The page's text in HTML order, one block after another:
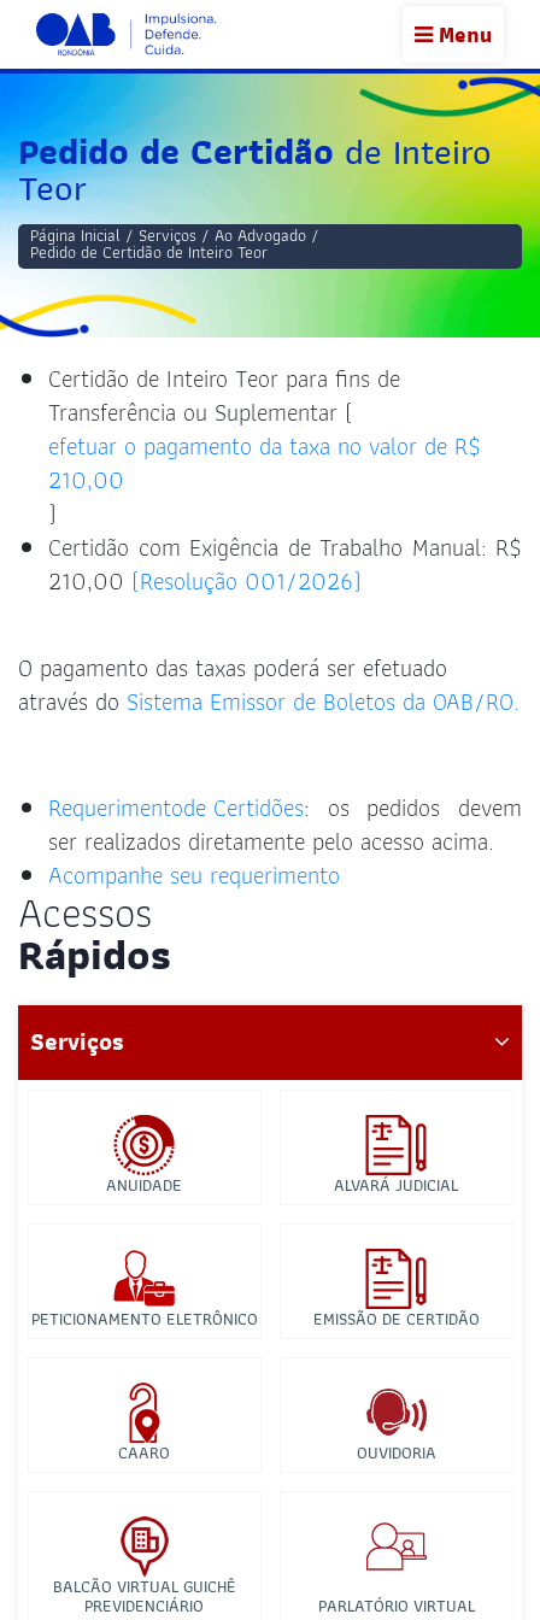
Menu
Pedido de Certidãode Inteiro
Teor
Página Inicial / Serviços / Ao Advogado /
Pedido de Certidão de Inteiro Teor
Certidão de Inteiro Teor para fins de
Transferência ou Suplementar (
efetuar o pagamento da taxa no valor de R$
210,00
)
Certidão com Exigência de Trabalho Manual: R$
210,00 (Resolução 001/2026)
O pagamento das taxas poderá ser efetuado
através do Sistema Emissor de Boletos da OAB/RO.
Requerimentode Certidões: os pedidos devem
ser realizados diretamente pelo acesso acima.
Acompanhe seu requerimento
Acessos
Rápidos
Serviços
ANUIDADE ALVARÁ JUDICIAL
PETICIONAMENTO ELETRÔNICO EMISSÃO DE CERTIDÃO
CAARO OUVIDORIA
BALCÃO VIRTUAL GUICHÊ
PREVIDENCIÁRIO PARLATÓRIO VIRTUAL